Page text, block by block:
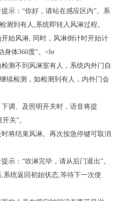
示：“你好，请站在感应区内”。系
测到有人,系统即转入风淋过程。
始风淋, 同时，风淋倒计时开始计
身体360度”。<br
测不到风淋室有人，系统内外门自
续检测，如检测到有人，内外门会
调、及照明开关时，语音将提
关”。
将结束风淋。再次按急停键可取消
示：“吹淋完毕，请从后门退出”。
系统返回初始状态,等待下一次使